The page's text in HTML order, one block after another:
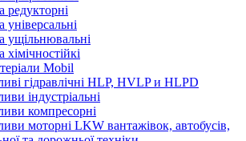
редукторні
універсальні
ущільнювальні
Mobil
гідравлічні HLP, HVLP и HLPD
індустріальні
компресорні
моторні LKW вантажівок, автобусів,